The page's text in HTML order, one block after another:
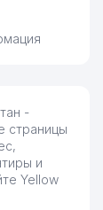
-
страницы
и
Yellow